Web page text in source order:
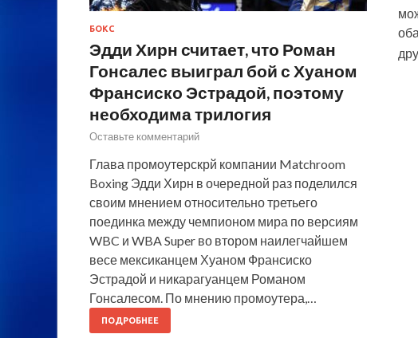
БОКС
Эдди Хирн считает, что Роман
Гонсалес выиграл бой с Хуаном
Франсиско Эстрадой, поэтому
необходима трилогия
Оставьте комментарий
Глава промоутерскрй компании Matchroom
Boxing Эдди Хирн в очередной раз поделился
своим мнением относительно третьего
поединка между чемпионом мира по версиям
WBC и WBA Super во втором наилегчайшем
весе мексиканцем Хуаном Франсиско
Эстрадой и никарагуанцем Романом
Гонсалесом. По мнению промоутера,…
ПОДРОБНЕЕ